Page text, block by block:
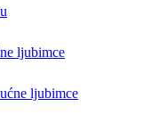
ljubimce
ljubimce